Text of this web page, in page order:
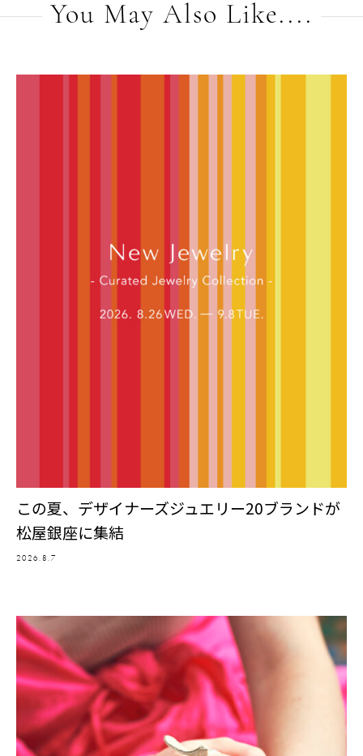
You May Also Like....
この夏、デザイナーズジュエリー20ブランドが
松屋銀座に集結
2026.8.7